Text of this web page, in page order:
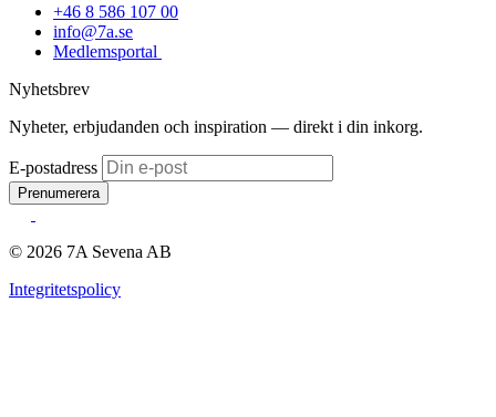
+46 8 586 107 00
info@7a.se
Medlemsportal
Nyhetsbrev
Nyheter, erbjudanden och inspiration — direkt i din inkorg.
E-postadress
Prenumerera
© 2026 7A Sevena AB
Integritetspolicy